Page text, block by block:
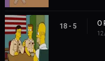
18 - 5 O